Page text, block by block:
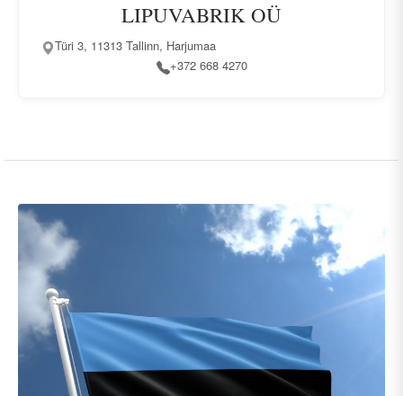
LIPUVABRIK OÜ
Türi 3, 11313 Tallinn, Harjumaa
+372 668 4270